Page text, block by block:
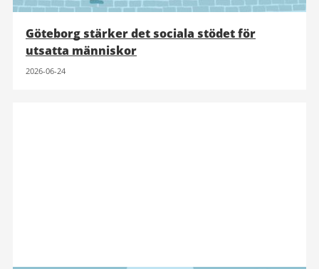
Göteborg stärker det sociala stödet för
utsatta människor
2026-06-24